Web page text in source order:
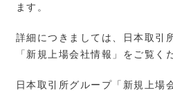
ます。
詳細につきましては、日本取引
「新規上場会社情報」をご覧く
日本取引所グループ「新規上場